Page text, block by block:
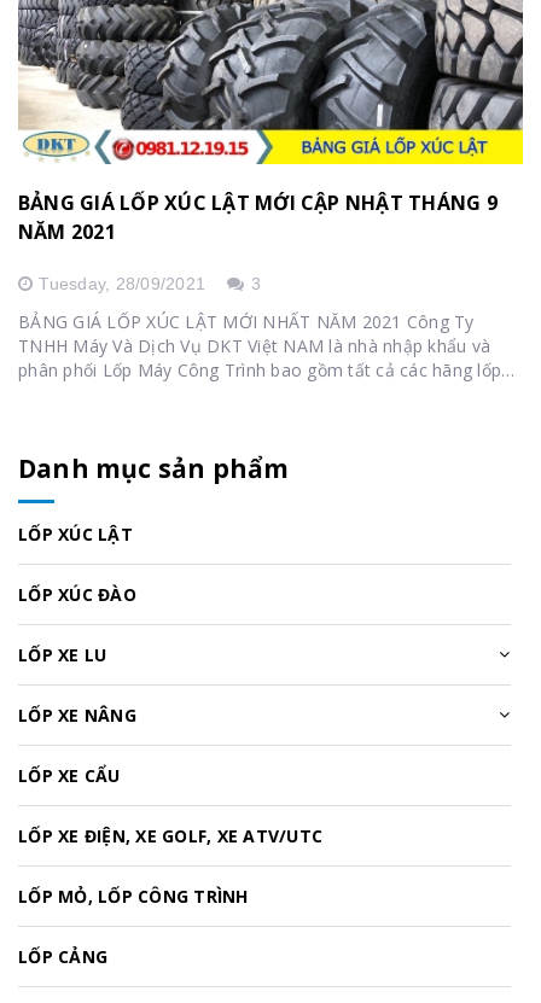
BẢNG GIÁ LỐP XÚC LẬT MỚI CẬP NHẬT THÁNG 9
NĂM 2021
Tuesday, 28/09/2021 3
BẢNG GIÁ LỐP XÚC LẬT MỚI NHẤT NĂM 2021 Công Ty
TNHH Máy Và Dịch Vụ DKT Việt NAM là nhà nhập khẩu và
phân phối Lốp Máy Công Trình bao gồm tất cả các hãng lốp
Danh mục sản phẩm
LỐP XÚC LẬT
LỐP XÚC ĐÀO
LỐP XE LU
LỐP XE NÂNG
LỐP XE CẨU
LỐP XE ĐIỆN, XE GOLF, XE ATV/UTC
LỐP MỎ, LỐP CÔNG TRÌNH
LỐP CẢNG